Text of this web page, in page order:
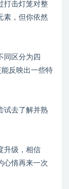
打击灯笼对整
素，但你依然
同区分为四
能反映出一些特
试去了解并熟
升级，相信
心情再来一次